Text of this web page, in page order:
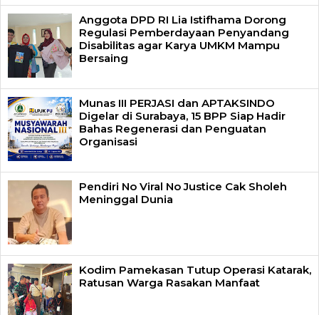
Anggota DPD RI Lia Istifhama Dorong
Regulasi Pemberdayaan Penyandang
Disabilitas agar Karya UMKM Mampu
Bersaing
Munas III PERJASI dan APTAKSINDO
Digelar di Surabaya, 15 BPP Siap Hadir
Bahas Regenerasi dan Penguatan
Organisasi
Pendiri No Viral No Justice Cak Sholeh
Meninggal Dunia
Kodim Pamekasan Tutup Operasi Katarak,
Ratusan Warga Rasakan Manfaat